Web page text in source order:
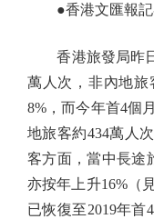
●香港文匯報記
香港旅發局昨日
萬人次，非內地旅
8%，而今年首4個
地旅客約434萬人
客方面，當中長途
亦按年上升16%（
已恢復至2019年首